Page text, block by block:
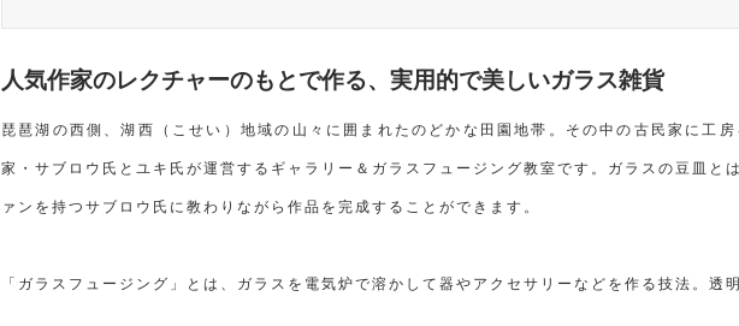
人気作家のレクチャーのもとで作る、実用的で美しいガラス雑貨
琵琶湖の西側、湖西（こせい）地域の山々に囲まれたのどかな田園地帯。その中の古民家に工
家・サブロウ氏とユキ氏が運営するギャラリー＆ガラスフュージング教室です。ガラスの豆皿と
ァンを持つサブロウ氏に教わりながら作品を完成することができます。
「ガラスフュージング」とは、ガラスを電気炉で溶かして器やアクセサリーなどを作る技法。透